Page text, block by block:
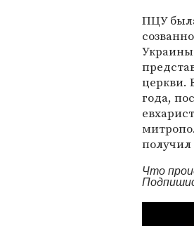
ПЦУ
Украины
церкви.
года,
получил
Что